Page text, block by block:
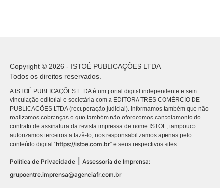
Copyright © 2026 - ISTOÉ PUBLICAÇÕES LTDA
Todos os direitos reservados.
A ISTOÉ PUBLICAÇÕES LTDA é um portal digital independente e sem
vinculação editorial e societária com a EDITORA TRES COMÉRCIO DE
PUBLICACÕES LTDA (recuperação judicial). Informamos também que não
realizamos cobranças e que também não oferecemos cancelamento do
contrato de assinatura da revista impressa de nome ISTOÉ, tampouco
autorizamos terceiros a fazê-lo, nos responsabilizamos apenas pelo
conteúdo digital “https://istoe.com.br” e seus respectivos sites.
Política de Privacidade
Assessoria de Imprensa:
grupoentre.imprensa@agenciafr.com.br